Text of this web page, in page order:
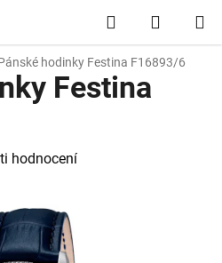
Hledat
hodinky Festina F16893/6
Festina
je 0,0 z 5 hvězdiček.
hodnocení